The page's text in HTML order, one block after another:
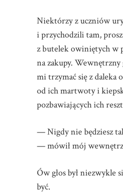
Niektórzy z uczniów
i przychodzili tam,
z butelek owiniętych w
na zakupy. Wewnętrzny
mi trzymać się z daleka
od ich martwoty i
pozbawiających ich
— Nigdy nie będziesz
— mówił mój
Ów głos był niezwykle
być.